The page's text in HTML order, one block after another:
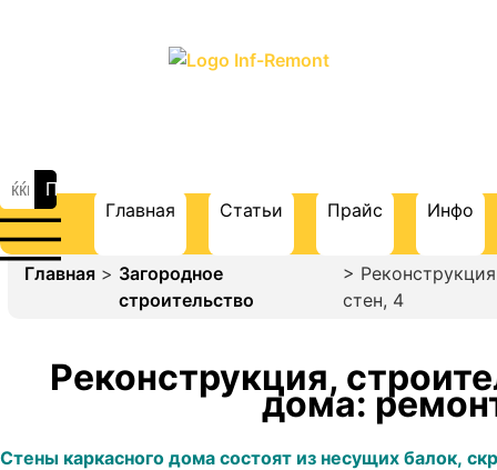
Главная Статьи Прайс Инфо
Главная > Загородное
строительство
>
стен, 4
Реконструкция,
дома:
Стены каркасного дома состоят из несущих балок,